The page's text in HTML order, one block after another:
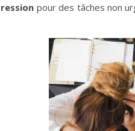
pour des tâches non